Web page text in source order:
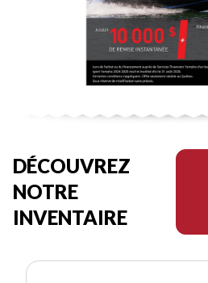
DÉCOUVREZ
NOTRE
INVENTAIRE